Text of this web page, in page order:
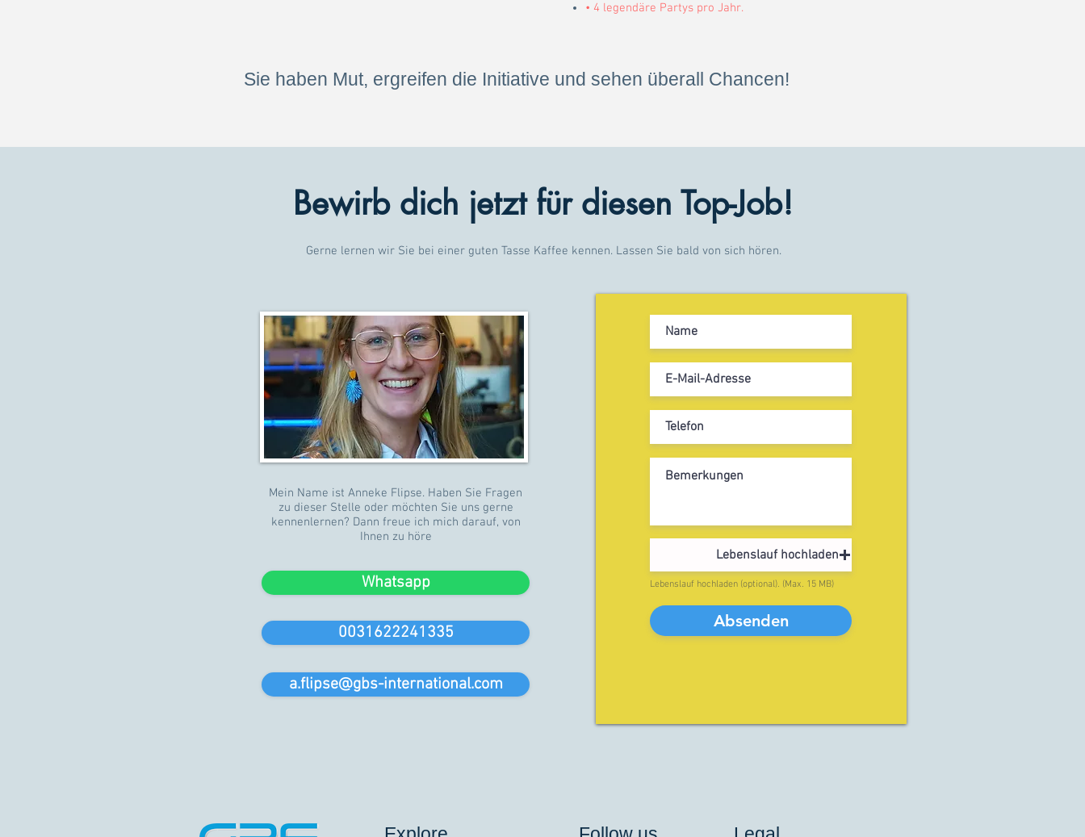
• 4 legendäre Partys pro Jahr.
Sie haben Mut, ergreifen die Initiative und sehen überall Chancen!
Bewirb dich jetzt für diesen Top-Job!
Gerne lernen wir Sie bei einer guten Tasse Kaffee kennen. Lassen Sie bald von sich hören.
Mein Name ist Anneke Flipse. Haben Sie Fragen
zu dieser Stelle oder möchten Sie uns gerne
kennenlernen? Dann freue ich mich darauf, von
Ihnen zu höre
Whatsapp
0031622241335
a.flipse@gbs-international.com
Lebenslauf hochladen
Lebenslauf hochladen (optional). (Max. 15 MB)
Absenden